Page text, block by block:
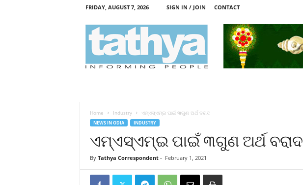
FRIDAY, AUGUST 7, 2026 SIGN IN / JOIN CONTACT
Home Industry ଏମ୍‍ଏସ୍‍ଏମ୍‍ଇ ପାଇଁ ୩ଗୁଣ ଅର୍ଥ ବରାଦ
NEWS IN ODIA INDUSTRY
ଏମ୍‍ଏସ୍‍ଏମ୍‍ଇ ପାଇଁ ୩ଗୁଣ ଅର୍ଥ ବରାଦ
By Tathya Correspondent- February 1, 2021